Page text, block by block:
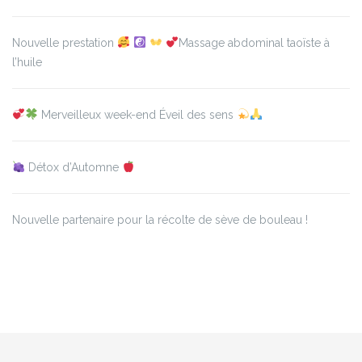
Nouvelle prestation
Massage abdominal taoïste à
l’huile
Merveilleux week-end Éveil des sens
Détox d’Automne
Nouvelle partenaire pour la récolte de sève de bouleau !